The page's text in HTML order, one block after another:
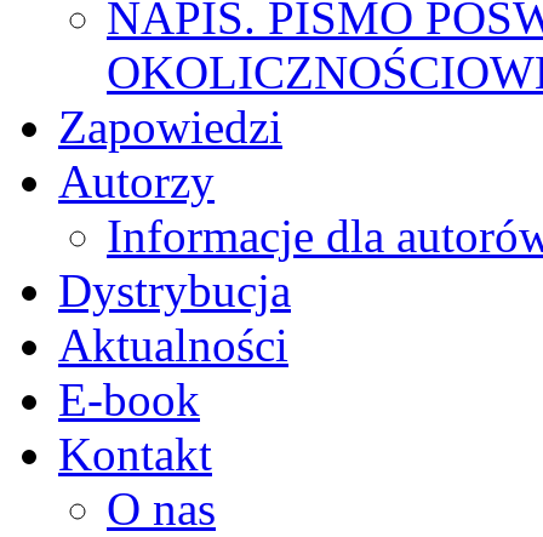
NAPIS. PISMO
Zapowiedzi
Autorzy
Informacje dla
Dystrybucja
Aktualności
E-book
Kontakt
O nas